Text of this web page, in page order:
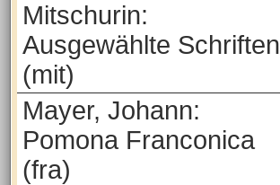
Mitschurin:
Ausgewählte Schriften
(mit)
Mayer, Johann:
Pomona Franconica
(fra)